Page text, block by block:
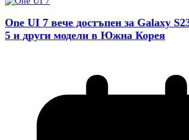
One UI 7 вече достъпен за Galaxy
5 и други модели в Южна Корея